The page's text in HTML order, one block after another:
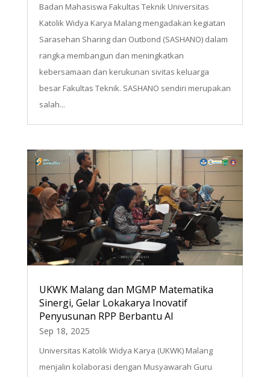
Badan Mahasiswa Fakultas Teknik Universitas
Katolik Widya Karya Malang mengadakan kegiatan
Sarasehan Sharing dan Outbond (SASHANO) dalam
rangka membangun dan meningkatkan
kebersamaan dan kerukunan sivitas keluarga
besar Fakultas Teknik. SASHANO sendiri merupakan
salah...
UKWK Malang dan MGMP Matematika
Sinergi, Gelar Lokakarya Inovatif
Penyusunan RPP Berbantu AI
Sep 18, 2025
Universitas Katolik Widya Karya (UKWK) Malang
menjalin kolaborasi dengan Musyawarah Guru